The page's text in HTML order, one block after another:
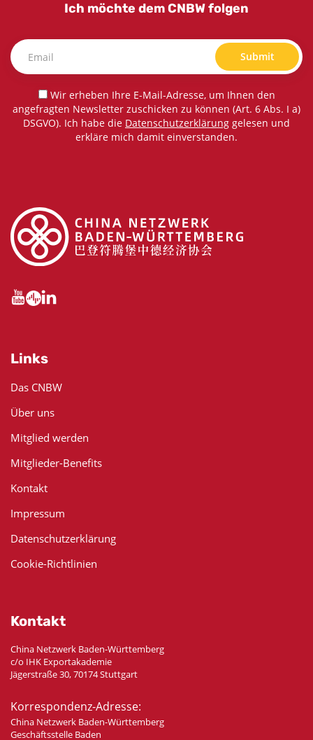
Ich möchte dem CNBW folgen
Submit
Wir erheben Ihre E-Mail-Adresse, um Ihnen den
angefragten Newsletter zuschicken zu können (Art. 6 Abs. I a)
DSGVO). Ich habe die Datenschutzerklärung gelesen und
erkläre mich damit einverstanden.
Links
Das CNBW
Über uns
Mitglied werden
Mitglieder-Benefits
Kontakt
Impressum
Datenschutzerklärung
Cookie-Richtlinien
Kontakt
China Netzwerk Baden-Württemberg
c/o IHK Exportakademie
Jägerstraße 30, 70174 Stuttgart
Korrespondenz-Adresse:
China Netzwerk Baden-Württemberg
Geschäftsstelle Baden